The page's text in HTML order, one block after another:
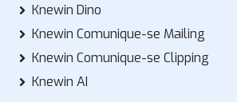
Knewin Dino
Knewin Comunique-se Mailing
Knewin Comunique-se Clipping
Knewin AI